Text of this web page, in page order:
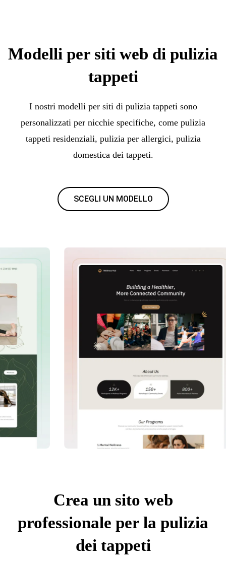
Modelli per siti web di pulizia
tappeti
I nostri modelli per siti di pulizia tappeti sono
personalizzati per nicchie specifiche, come pulizia
tappeti residenziali, pulizia per allergici, pulizia
domestica dei tappeti.
SCEGLI UN MODELLO
Crea un sito web
professionale per la pulizia
dei tappeti